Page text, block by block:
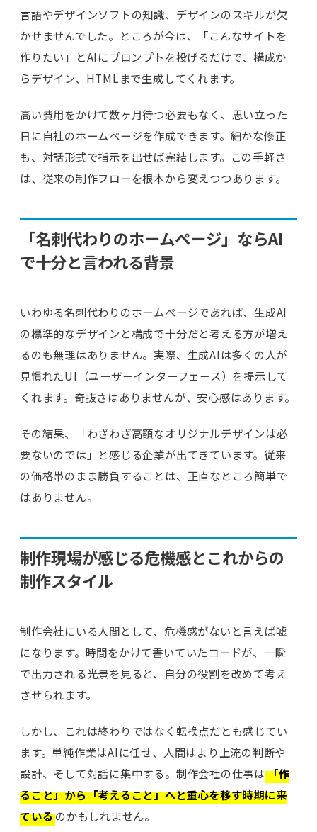
言語やデザインソフトの知識、デザインのスキルが欠
かせませんでした。ところが今は、「こんなサイトを
作りたい」とAIにプロンプトを投げるだけで、構成か
らデザイン、HTMLまで生成してくれます。
高い費用をかけて数ヶ月待つ必要もなく、思い立った
日に自社のホームページを作成できます。細かな修正
も、対話形式で指示を出せば完結します。この手軽さ
は、従来の制作フローを根本から変えつつあります。
「名刺代わりのホームページ」ならAI
で十分と言われる背景
いわゆる名刺代わりのホームページであれば、生成AI
の標準的なデザインと構成で十分だと考える方が増え
るのも無理はありません。実際、生成AIは多くの人が
見慣れたUI（ユーザーインターフェース）を提示して
くれます。奇抜さはありませんが、安心感はあります。
その結果、「わざわざ高額なオリジナルデザインは必
要ないのでは」と感じる企業が出てきています。従来
の価格帯のまま勝負することは、正直なところ簡単で
はありません。
制作現場が感じる危機感とこれからの
制作スタイル
制作会社にいる人間として、危機感がないと言えば嘘
になります。時間をかけて書いていたコードが、一瞬
で出力される光景を見ると、自分の役割を改めて考え
させられます。
しかし、これは終わりではなく転換点だとも感じてい
ます。単純作業はAIに任せ、人間はより上流の判断や
設計、そして対話に集中する。制作会社の仕事は 「作
ること」から「考えること」へと重心を移す時期に来
ているのかもしれません。